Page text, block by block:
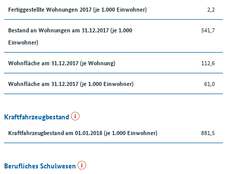
Fertiggestellte Wohnungen 2017 (je 1.000 Einwohner) 2,2
Bestand an Wohnungen am 31.12.2017 (je 1.000
Einwohner)
541,7
Wohnfläche am 31.12.2017 (je Wohnung) 112,6
Wohnfläche am 31.12.2017 (je 1.000 Einwohner) 61,0
Kraftfahrzeugbestand
Kraftfahrzeugbestand am 01.01.2018 (je 1.000 Einwohner) 881,5
Berufliches Schulwesen